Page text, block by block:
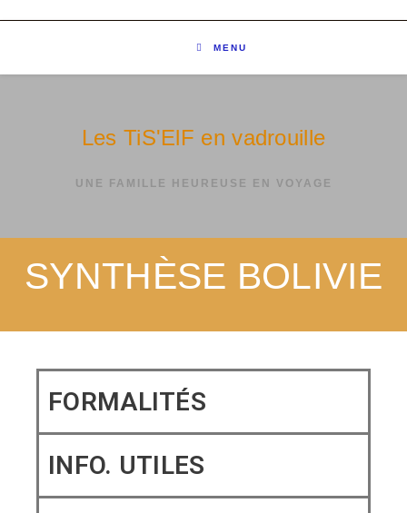
MENU
Les TiS'ElF en vadrouille
UNE FAMILLE HEUREUSE EN VOYAGE
SYNTHÈSE BOLIVIE
FORMALITÉS
INFO. UTILES